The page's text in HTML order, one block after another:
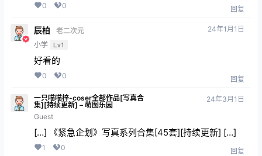
0 0 回复
辰柏
老二次元
小学 Lv1
24年1月1日
好看的
0 0 回复
一只喵喵梓-coser全部作品[写真合
集][持续更新] – 萌图乐园
Guest
24年3月1日
[…] 《紧急企划》写真系列合集[45套][持续更新] […]
1 0 回复